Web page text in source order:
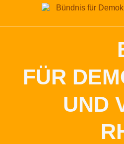
FÜR
UND